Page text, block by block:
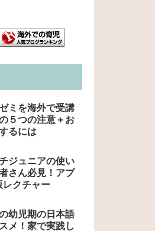
ミを海外で受講
５つの注意＋お
るには
ジュニアの使い
さん必見！アプ
レクチャー
幼児期の日本語
メ！家で実践し